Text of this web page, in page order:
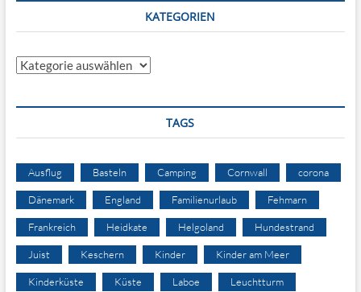
KATEGORIEN
Kategorien
TAGS
Ausflug Basteln Camping Cornwall corona
Dänemark England Familienurlaub Fehmarn
Frankreich Heidkate Helgoland Hundestrand
Juist Keschern Kinder Kinder am Meer
Kinderküste Küste Laboe Leuchtturm